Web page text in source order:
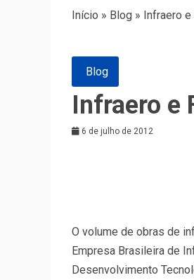
Início » Blog » Infraero
Blog
Infraero e
6 de julho de 2012
O volume de obras de
Empresa Brasileira de
Desenvolvimento